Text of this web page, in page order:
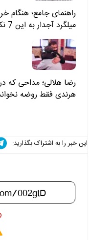
راهنمای جامع؛ هنگام
توجه کنید
رضا هلالی؛ مداحی که در
هرندی فقط روضه
این خبر را به اشتراک بگذارید: